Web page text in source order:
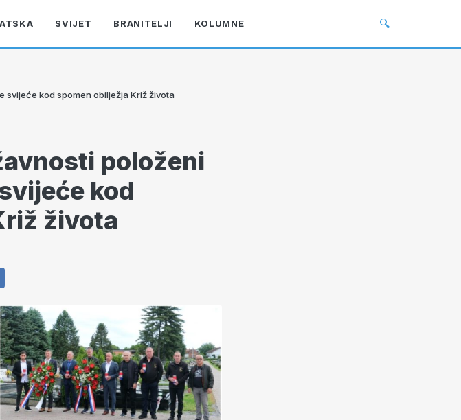
SVIJET BRANITELJI KOLUMNE 🔍
svijeće kod spomen obilježja Križ života
položeni
kod
života